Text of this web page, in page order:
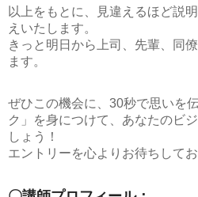
以上をもとに、見違えるほど説
えいたします。
きっと明日から上司、先輩、同
ます。
ぜひこの機会に、 30秒で思いを
ク」
を身につけて、あなたのビ
しょう！
エントリーを心よりお待ちしてお